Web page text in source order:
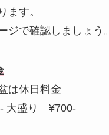
ます。
ジで確認しましょう。
は休日料金
大盛り ¥700-